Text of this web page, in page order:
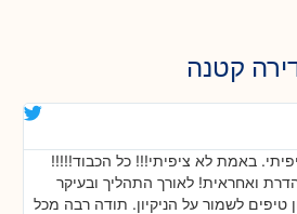
דירה קטנה
באמת לא ציפיתי!!! כל הכבוד!!!!!
ואחראית! לאורך התהליך ובעיקר
טיפים לשמור על הניקיון. תודה רבה מכל